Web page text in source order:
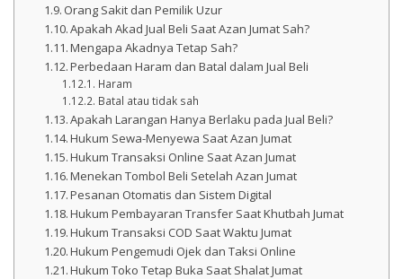
Orang Sakit dan Pemilik Uzur
Apakah Akad Jual Beli Saat Azan Jumat Sah?
Mengapa Akadnya Tetap Sah?
Perbedaan Haram dan Batal dalam Jual Beli
Haram
Batal atau tidak sah
Apakah Larangan Hanya Berlaku pada Jual Beli?
Hukum Sewa-Menyewa Saat Azan Jumat
Hukum Transaksi Online Saat Azan Jumat
Menekan Tombol Beli Setelah Azan Jumat
Pesanan Otomatis dan Sistem Digital
Hukum Pembayaran Transfer Saat Khutbah Jumat
Hukum Transaksi COD Saat Waktu Jumat
Hukum Pengemudi Ojek dan Taksi Online
Hukum Toko Tetap Buka Saat Shalat Jumat